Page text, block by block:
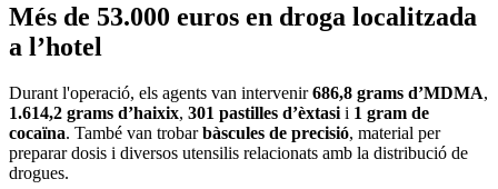
Més de 53.000 euros en droga localitzada
a l’hotel
Durant l'operació, els agents van intervenir686,8 grams d’MDMA,
1.614,2 grams d’haixix, 301 pastilles d’èxtasii 1 gram de
cocaïna. També van trobarbàscules de precisió, material per
preparar dosis i diversos utensilis relacionats amb la distribució de
drogues.